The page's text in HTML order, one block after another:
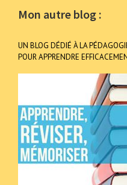
Mon autre blog :
UN BLOG DÉDIÉ À LA
POUR APPRENDRE